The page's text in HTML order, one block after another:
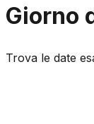
Giorno
Trova le date